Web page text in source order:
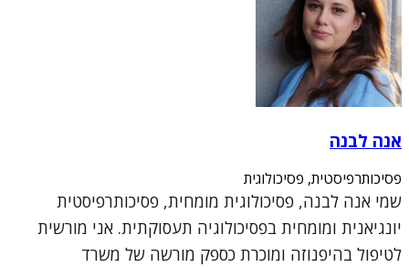
אנה לבנה
פסיכותרפיסטית, פסיכולוגית
שמי אנה לבנה, פסיכולוגית מומחית, פסיכותרפיסטית
יונגיאנית ומומחית בפסיכולוגיה תעסוקתית. אני מורשית
לטיפול בהיפנוזה ומוכרת כספק מורשה של משרד